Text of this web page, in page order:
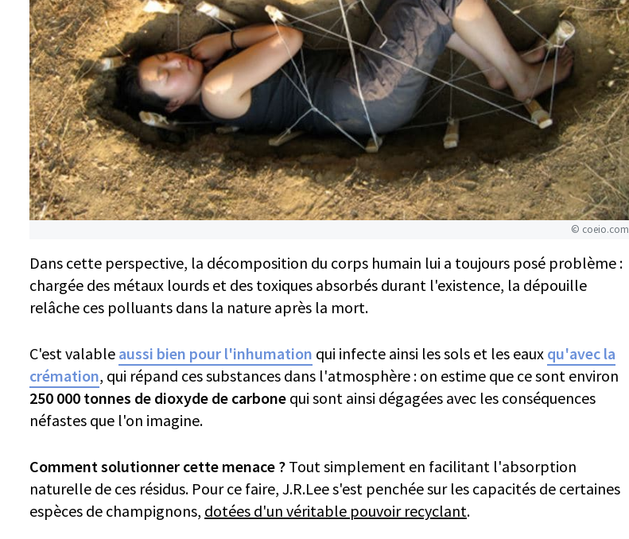
© coeio.com
Dans cette perspective, la décomposition du corps humain lui a toujours posé problème :
chargée des métaux lourds et des toxiques absorbés durant l'existence, la dépouille
relâche ces polluants dans la nature après la mort.
C'est valable aussi bien pour l'inhumation qui infecte ainsi les sols et les eaux qu'avec la
crémation, qui répand ces substances dans l'atmosphère : on estime que ce sont environ
250 000 tonnes de dioxyde de carbone qui sont ainsi dégagées avec les conséquences
néfastes que l'on imagine.
Comment solutionner cette menace ? Tout simplement en facilitant l'absorption
naturelle de ces résidus. Pour ce faire, J.R.Lee s'est penchée sur les capacités de certaines
espèces de champignons, dotées d'un véritable pouvoir recyclant.